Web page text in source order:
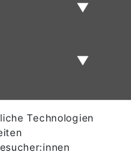
Technologien